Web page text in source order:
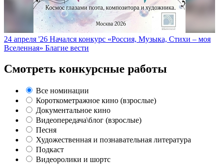
24 апреля '26 Начался конкурс «Россия, Музыка, Стихи – моя
Вселенная» Благие вести
Смотреть конкурсные работы
Все номинации
Короткометражное кино (взрослые)
Документальное кино
Видеопередача\блог (взрослые)
Песня
Художественная и познавательная литература
Подкаст
Видеоролики и шортс